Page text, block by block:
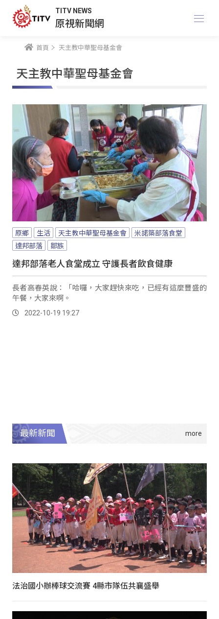
TITV NEWS
原視新聞網
首頁 天主教中華聖母基金會
天主教中華聖母基金會
原鄉 生活 天主教中華聖母基金會
米諾築部落食堂
達邦部落
鄒族
達邦部落老人食堂成立 守護長者飲食健康
長者高春英說：「哈囉，大家趕快來吃，已經有這麼豐盛的
午餐，大家來啊。
2022-10-19 19:27
最新新聞
法治國小辦棒球交流賽 4縣市隊伍共襄盛舉